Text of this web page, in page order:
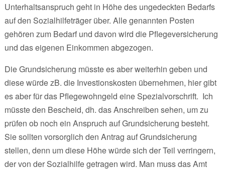
Unterhaltsanspruch geht in Höhe des ungedeckten Bedarfs
auf den Sozialhilfeträger über. Alle genannten Posten
gehören zum Bedarf und davon wird die Pflegeversicherung
und das eigenen Einkommen abgezogen.
Die Grundsicherung müsste es aber weiterhin geben und
diese würde zB. die Investionskosten übernehmen, hier gibt
es aber für das Pflegewohngeld eine Spezialvorschrift. Ich
müsste den Bescheid, dh. das Anschreiben sehen, um zu
prüfen ob noch ein Anspruch auf Grundsicherung besteht.
Sie sollten vorsorglich den Antrag auf Grundsicherung
stellen, denn um diese Höhe würde sich der Teil verringern,
der von der Sozialhilfe getragen wird. Man muss das Amt